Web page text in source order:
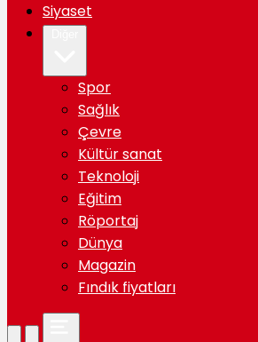
Siyaset
Spor
Sağlık
Çevre
Kültür sanat
Teknoloji
Eğitim
Röportaj
Dünya
Magazin
Fındık fiyatları